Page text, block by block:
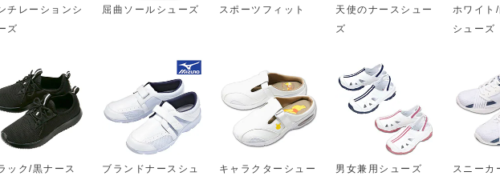
チレーションシ
ズ
屈曲ソールシューズ スポーツフィット
天使のナースシュー
ズ
ホワイト
シューズ
ック/黒ナース
ブランドナースシュ
キャラクターシュー
男女兼用シューズ
スニーカ